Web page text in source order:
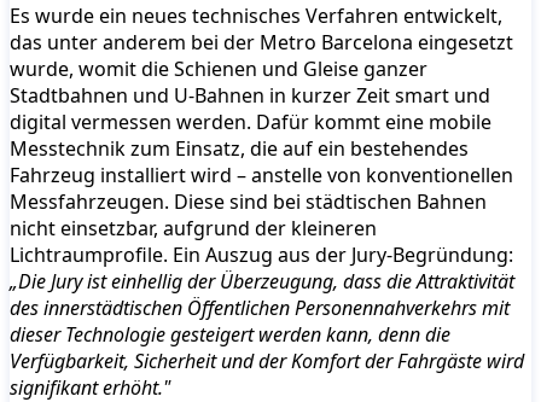
Es wurde ein neues technisches Verfahren entwickelt,
das unter anderem bei der Metro Barcelona eingesetzt
wurde, womit die Schienen und Gleise ganzer
Stadtbahnen und U-Bahnen in kurzer Zeit smart und
digital vermessen werden. Dafür kommt eine mobile
Messtechnik zum Einsatz, die auf ein bestehendes
Fahrzeug installiert wird – anstelle von konventionellen
Messfahrzeugen. Diese sind bei städtischen Bahnen
nicht einsetzbar, aufgrund der kleineren
Lichtraumprofile. Ein Auszug aus der Jury-Begründung:
„Die Jury ist einhellig der Überzeugung, dass die Attraktivität
des innerstädtischen Öffentlichen Personennahverkehrs mit
dieser Technologie gesteigert werden kann, denn die
Verfügbarkeit, Sicherheit und der Komfort der Fahrgäste wird
signifikant erhöht."